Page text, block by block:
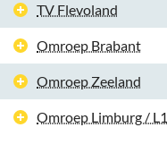
TV Flevoland
Omroep Brabant
Omroep Zeeland
Omroep Limburg / L1